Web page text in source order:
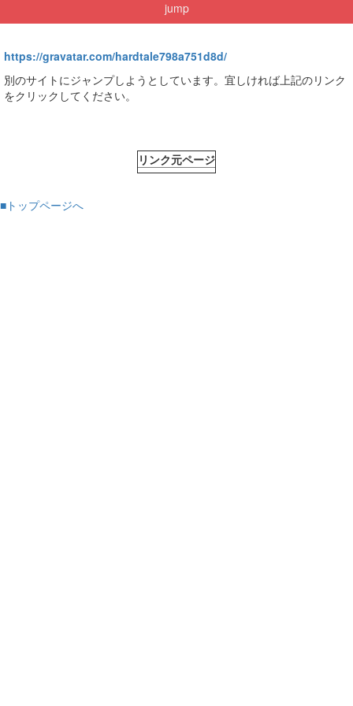
jump
https://gravatar.com/hardtale798a751d8d/
別のサイトにジャンプしようとしています。宜しければ上記のリンク
をクリックしてください。
リンク元ページ
■トップページへ